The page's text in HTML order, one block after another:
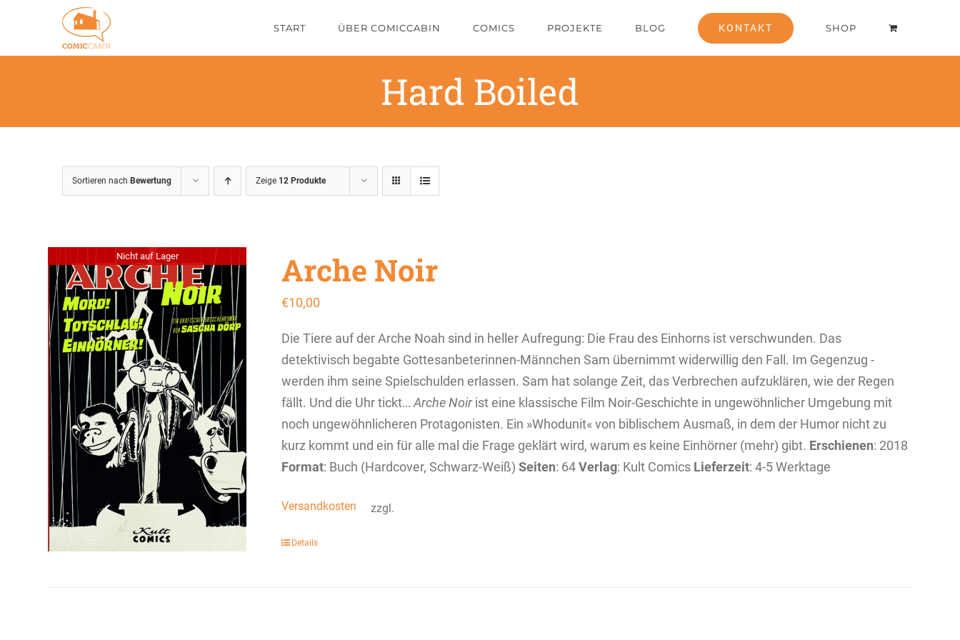
springen
START ÜBER COMICCABIN COMICS PROJEKTE BLOG KONTAKT SHOP
Hard Boiled
Sortieren nach Bewertung Zeige 12 Produkte
Nicht auf Lager Arche Noir
€10,00
Die Tiere auf der Arche Noah sind in heller Aufregung: Die Frau des Einhorns ist verschwunden. Das
detektivisch begabte Gottesanbeterinnen­-­Männchen Sam übernimmt widerwillig den Fall. Im Gegenzug ­
werden ihm seine Spielschulden erlassen. Sam hat solange Zeit, das Verbrechen aufzuklären, wie der Regen
fällt. Und die Uhr tickt… Arche Noirist eine klassische Film Noir-Geschichte in ungewöhnlicher Umgebung mit
noch ungewöhnlicheren Protagonisten. Ein »Whodunit« von biblischem Ausmaß, in dem der Humor nicht zu
kurz kommt und ein für alle mal die Frage geklärt wird, warum es keine Einhörner (mehr) gibt. Erschienen: 2018
Format: Buch (Hardcover, Schwarz-Weiß) Seiten: 64Verlag: Kult Comics Lieferzeit: 4-5 Werktage
zzgl.
Versandkosten
Details